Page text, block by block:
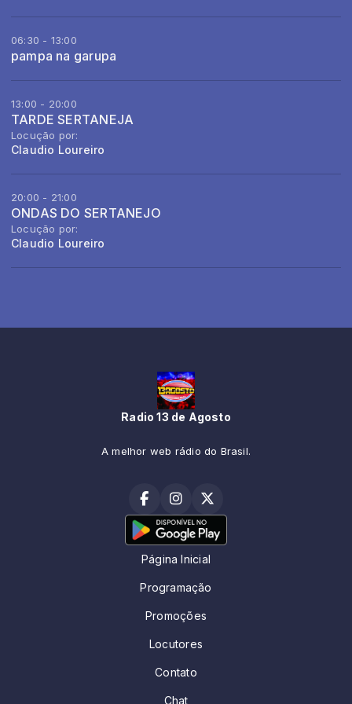
06:30 - 13:00
pampa na garupa
13:00 - 20:00
TARDE SERTANEJA
Locução por:
Claudio Loureiro
20:00 - 21:00
ONDAS DO SERTANEJO
Locução por:
Claudio Loureiro
Radio 13 de Agosto
A melhor web rádio do Brasil.
Página Inicial
Programação
Promoções
Locutores
Contato
Chat